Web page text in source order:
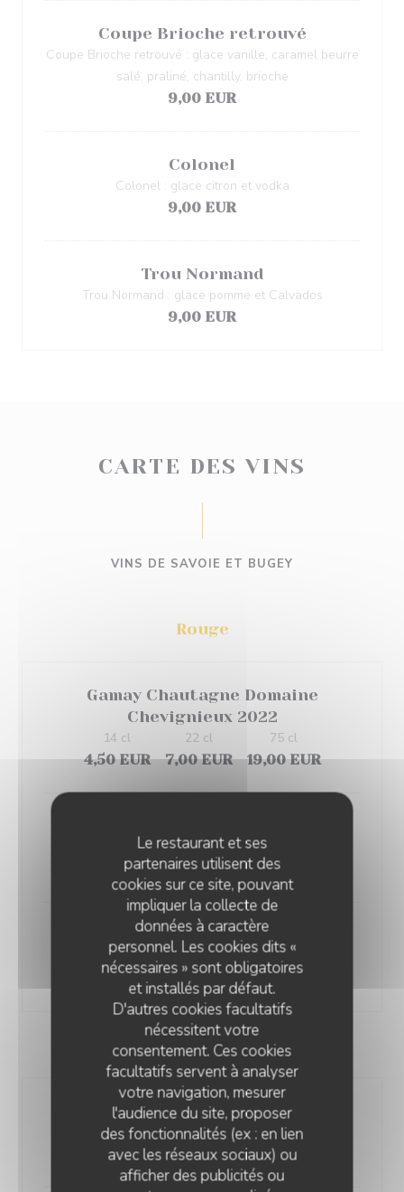
Le restaurant et ses
partenaires utilisent des
cookies sur ce site, pouvant
impliquer la collecte de
données à caractère
personnel. Les cookies dits «
nécessaires » sont obligatoires
et installés par défaut.
D'autres cookies facultatifs
nécessitent votre
consentement. Ces cookies
facultatifs servent à analyser
votre navigation, mesurer
l'audience du site, proposer
des fonctionnalités (ex : en lien
avec les réseaux sociaux) ou
afficher des publicités ou
Coupe Brioche retrouvé
Coupe Brioche retrouvé : glace vanille, caramel beurre
salé, praliné, chantilly, brioche
9,00 EUR
Colonel
Colonel : glace citron et vodka
9,00 EUR
Trou Normand
Trou Normand : glace pomme et Calvados
9,00 EUR
CARTE DES VINS
VINS DE SAVOIE ET BUGEY
Rouge
Gamay Chautagne Domaine
Chevignieux 2022
4,50 EUR
14 cl
7,00 EUR
22 cl
19,00 EUR
75 cl
24,00 EUR
75 cl
Pinot Noir Millon Rousseau 2023
26,00 EUR
75 cl
Blanc
Seyssel Maison Goux et Fils
5,50 EUR
14 cl
9,00 EUR
22 cl
26,00 EUR
75 cl